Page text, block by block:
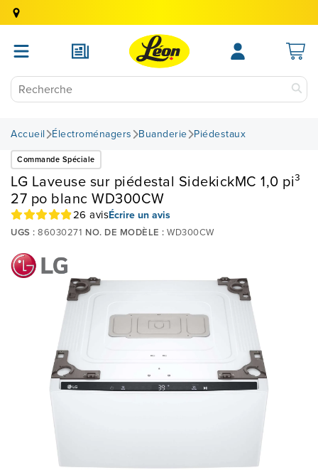
Accueil Électroménagers Buanderie Piédestaux
Commande Spéciale
LG Laveuse sur piédestal SidekickMC 1,0 pi³
27 po blanc WD300CW
26 avisÉcrire un avis
UGS : 86030271 NO. DE MODÈLE : WD300CW